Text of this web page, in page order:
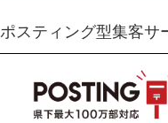
ポスティング型集客サ